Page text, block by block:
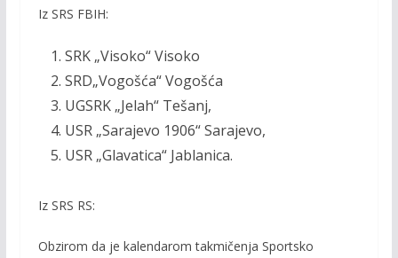
Iz SRS FBIH:
SRK „Visoko“ Visoko
SRD„Vogošća“ Vogošća
UGSRK „Jelah“ Tešanj,
USR „Sarajevo 1906“ Sarajevo,
USR „Glavatica“ Jablanica.
Iz SRS RS:
Obzirom da je kalendarom takmičenja Sportsko